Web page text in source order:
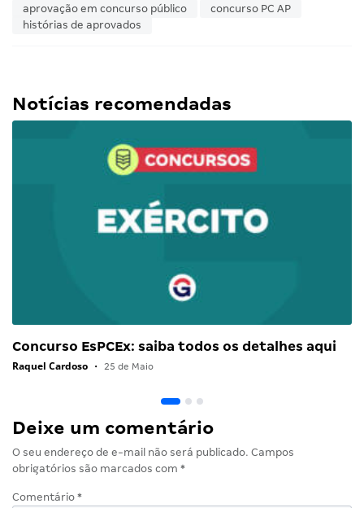
aprovação em concurso público
concurso PC AP
histórias de aprovados
Notícias recomendadas
Concurso EsPCEx: saiba todos os detalhes aqui
Raquel Cardoso • 25 de Maio
Deixe um comentário
O seu endereço de e-mail não será publicado. Campos
obrigatórios são marcados com *
Comentário *